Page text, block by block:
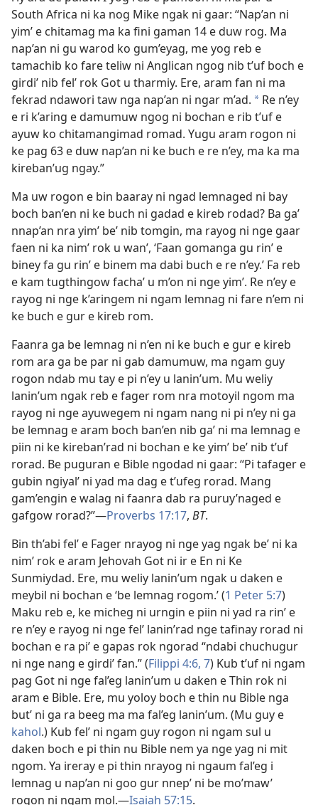
South Africa ni ka nog Mike ngak ni gaar: “Nap’an ni
yim’ e chitamag ma ka fini gaman 14 e duw rog. Ma
nap’an ni gu warod ko gum’eyag, me yog reb e
tamachib ko fare teliw ni Anglican ngog nib t’uf boch e
girdi’ nib fel’ rok Got u tharmiy. Ere, aram fan ni ma
fekrad ndawori taw nga nap’an ni ngar m’ad. * Re n’ey
e ri k’aring e damumuw ngog ni bochan e rib t’uf e
ayuw ko chitamangimad romad. Yugu aram rogon ni
ke pag 63 e duw nap’an ni ke buch e re n’ey, ma ka ma
kireban’ug ngay.”
Ma uw rogon e bin baaray ni ngad lemnaged ni bay
boch ban’en ni ke buch ni gadad e kireb rodad? Ba ga’
nnap’an nra yim’ be’ nib tomgin, ma rayog ni nge gaar
faen ni ka nim’ rok u wan’, ‘Faan gomanga gu rin’ e
biney fa gu rin’ e binem ma dabi buch e re n’ey.’ Fa reb
e kam tugthingow facha’ u m’on ni nge yim’. Re n’ey e
rayog ni nge k’aringem ni ngam lemnag ni fare n’em ni
ke buch e gur e kireb rom.
Faanra ga be lemnag ni n’en ni ke buch e gur e kireb
rom ara ga be par ni gab damumuw, ma ngam guy
rogon ndab mu tay e pi n’ey u lanin’um. Mu weliy
lanin’um ngak reb e fager rom nra motoyil ngom ma
rayog ni nge ayuwegem ni ngam nang ni pi n’ey ni ga
be lemnag e aram boch ban’en nib ga’ ni ma lemnag e
piin ni ke kireban’rad ni bochan e ke yim’ be’ nib t’uf
rorad. Be puguran e Bible ngodad ni gaar: “Pi tafager e
gubin ngiyal’ ni yad ma dag e t’ufeg rorad. Mang
gam’engin e walag ni faanra dab ra puruy’naged e
gafgow rorad?”​—Proverbs 17:17, BT.
Bin th’abi fel’ e Fager nrayog ni nge yag ngak be’ ni ka
nim’ rok e aram Jehovah Got ni ir e En ni Ke
Sunmiydad. Ere, mu weliy lanin’um ngak u daken e
meybil ni bochan e ‘be lemnag rogom.’ (1 Peter 5:7)
Maku reb e, ke micheg ni urngin e piin ni yad ra rin’ e
re n’ey e rayog ni nge fel’ lanin’rad nge tafinay rorad ni
bochan e ra pi’ e gapas rok ngorad “ndabi chuchugur
ni nge nang e girdi’ fan.” (Filippi 4:6, 7) Kub t’uf ni ngam
pag Got ni nge fal’eg lanin’um u daken e Thin rok ni
aram e Bible. Ere, mu yoloy boch e thin nu Bible nga
but’ ni ga ra beeg ma ma fal’eg lanin’um. (Mu guy e
kahol.) Kub fel’ ni ngam guy rogon ni ngam sul u
daken boch e pi thin nu Bible nem ya nge yag ni mit
ngom. Ya ireray e pi thin nrayog ni ngaum fal’eg i
lemnag u nap’an ni goo gur nnep’ ni be mo’maw’
rogon ni ngam mol.​—Isaiah 57:15.